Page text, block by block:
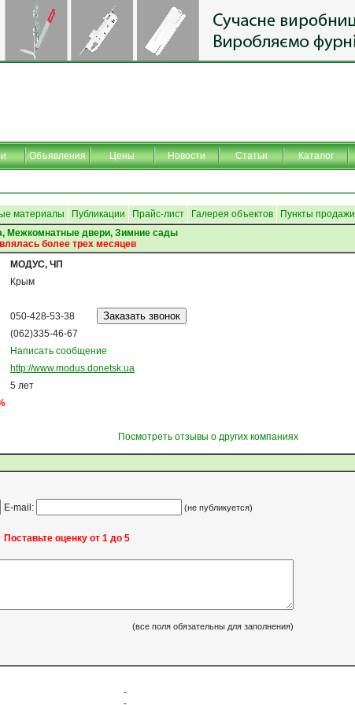
Объявления Цены Новости Статьи Каталог
материалы Публикации Прайс-лист Галерея объектов Пункты продажи
Межкомнатные двери, Зимние сады
более трех месяцев
МОДУС, ЧП
Крым
050-428-53-38
(062)335-46-67
Написать сообщение
http://www.modus.donetsk.ua
5 лет
Посмотреть отзывы о других компаниях
E-mail:
(не публикуется)
Поставьте оценку от 1 до 5
(все поля обязательны для заполнения)
-